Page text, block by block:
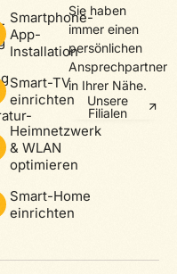
Smartphone-
App-
Installation
Smart-TV
einrichten
Heimnetzwerk
& WLAN
optimieren
Smart-Home
einrichten
Sie haben
immer einen
persönlichen
Ansprechpartner
in Ihrer Nähe.
Unsere
Filialen